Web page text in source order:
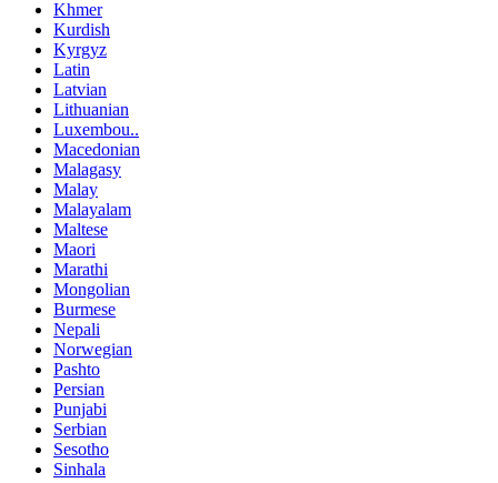
Khmer
Kurdish
Kyrgyz
Latin
Latvian
Lithuanian
Luxembou..
Macedonian
Malagasy
Malay
Malayalam
Maltese
Maori
Marathi
Mongolian
Burmese
Nepali
Norwegian
Pashto
Persian
Punjabi
Serbian
Sesotho
Sinhala